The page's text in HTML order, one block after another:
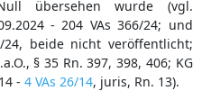
übersehen wurde (vgl.
- 204 VAs 366/24; und
24, beide nicht veröffentlicht;
§ 35 Rn. 397, 398, 406; KG
- 4 VAs 26/14, juris, Rn. 13).